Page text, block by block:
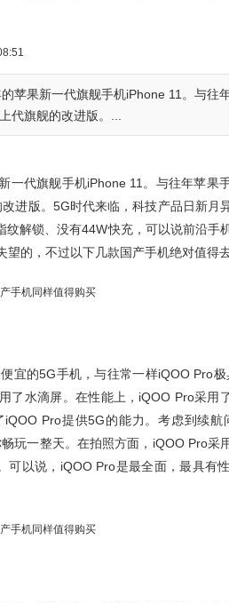
苹果新一代旗舰手机iPhone 11。与往
代旗舰的改进版。...
一代旗舰手机iPhone 11。与往年苹果
进版。5G时代来临，科技产品日新月
解锁、没有44W快充，可以说前沿手
的，不过以下几款国产手机绝对值得去
宜的5G手机，与往常一样iQOO Pro
了水滴屏。在性能上，iQOO Pro采用
Pro提供5G的能力。考虑到续航
玩一整天。在拍照方面，iQOO Pro采
可以说，iQOO Pro是最全面，最具有